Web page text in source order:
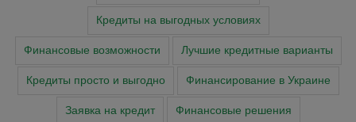
Кредиты на выгодных условиях
Финансовые возможности Лучшие кредитные варианты
Кредиты просто и выгодно Финансирование в Украине
Заявка на кредит Финансовые решения